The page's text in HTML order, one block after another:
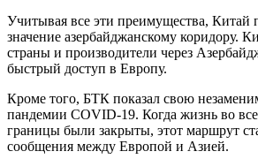
Учитывая все эти преимущества, Китай
значение азербайджанскому коридору.
страны и производители через
быстрый доступ в Европу.
Кроме того, БТК показал свою
пандемии COVID-19. Когда жизнь во
границы были закрыты, этот маршрут
сообщения между Европой и Азией.